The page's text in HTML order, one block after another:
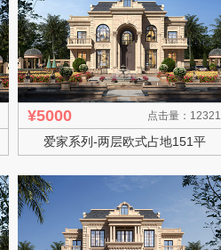
¥5000 点击量：12321
爱家系列-两层欧式占地151平